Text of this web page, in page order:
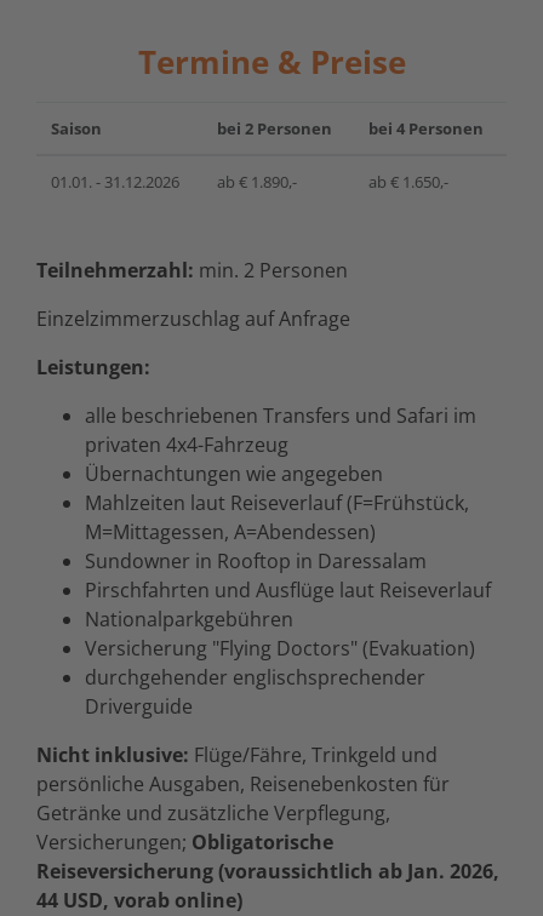
Termine & Preise
Saison bei 2 Personen bei 4 Personen
01.01. - 31.12.2026 ab € 1.890,- ab € 1.650,-
Teilnehmerzahl: min. 2 Personen
Einzelzimmerzuschlag auf Anfrage
Leistungen:
alle beschriebenen Transfers und Safari im
privaten 4x4-Fahrzeug
Übernachtungen wie angegeben
Mahlzeiten laut Reiseverlauf (F=Frühstück,
M=Mittagessen, A=Abendessen)
Sundowner in Rooftop in Daressalam
Pirschfahrten und Ausflüge laut Reiseverlauf
Nationalparkgebühren
Versicherung "Flying Doctors" (Evakuation)
durchgehender englischsprechender
Driverguide
Nicht inklusive: Flüge/Fähre, Trinkgeld und
persönliche Ausgaben, Reisenebenkosten für
Getränke und zusätzliche Verpflegung,
Versicherungen; Obligatorische
Reiseversicherung (voraussichtlich ab Jan. 2026,
44 USD, vorab online)